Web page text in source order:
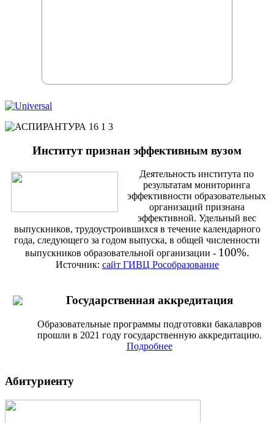
Институт признан эффективным вузом
Деятельность института по
результатам мониторинга
эффективности образовательных
организаций признана
эффективной. Удельный вес
выпускников, трудоустроившихся в течение календарного
года, следующего за годом выпуска, в общей численности
выпускников образовательной организации - 100%.
Источник: сайт ГИВЦ Рособразование
Государственная аккредитация
Образовательные программы подготовки бакалавров
прошли в 2021 году государственную аккредитацию.
Подробнее
Абитуриенту